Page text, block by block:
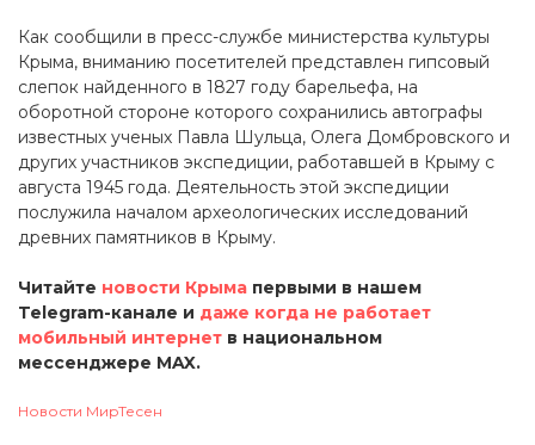
Как сообщили в пресс-службе министерства культуры
Крыма, вниманию посетителей представлен гипсовый
слепок найденного в 1827 году барельефа, на
оборотной стороне которого сохранились автографы
известных ученых Павла Шульца, Олега Домбровского и
других участников экспедиции, работавшей в Крыму с
августа 1945 года. Деятельность этой экспедиции
послужила началом археологических исследований
древних памятников в Крыму.
Читайте новости Крыма первыми в нашем
Telegram-канале и даже когда не работает
мобильный интернет в национальном
мессенджере MAX.
Новости МирТесен